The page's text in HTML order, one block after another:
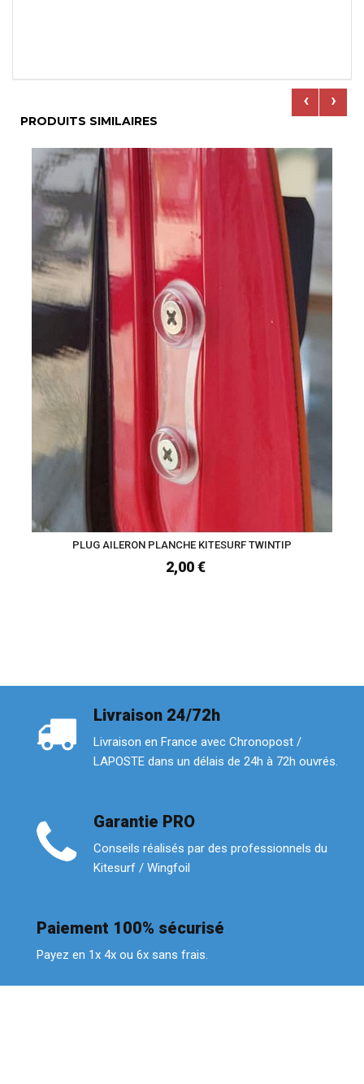
PRODUITS SIMILAIRES
‹ ›
PLUG AILERON PLANCHE KITESURF TWINTIP
2,00 €
Livraison 24/72h
Livraison en France avec Chronopost /
LAPOSTE dans un délais de 24h à 72h ouvrés.
Garantie PRO
Conseils réalisés par des professionnels du
Kitesurf / Wingfoil
Paiement 100% sécurisé
Payez en 1x 4x ou 6x sans frais.